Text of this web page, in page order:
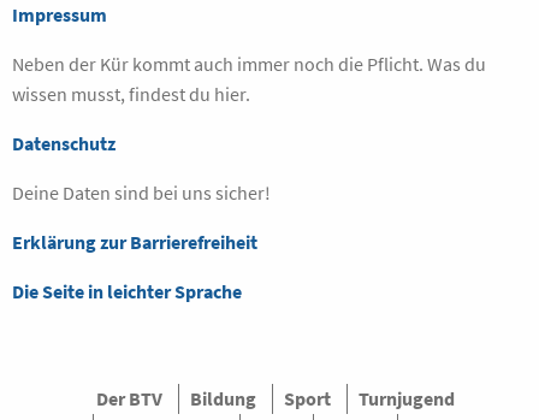
Impressum
Neben der Kür kommt auch immer noch die Pflicht. Was du
wissen musst, findest du hier.
Datenschutz
Deine Daten sind bei uns sicher!
Erklärung zur Barrierefreiheit
Die Seite in leichter Sprache
Der BTV Bildung Sport
Turnjugend